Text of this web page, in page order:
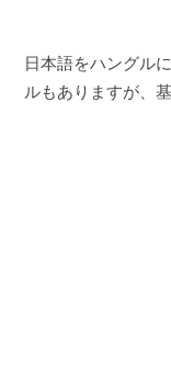
日本語をハングル
ルもありますが、